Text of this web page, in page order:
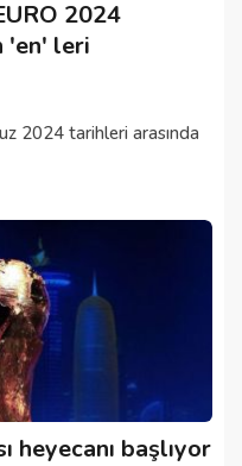
2024
'en' leri
2024 tarihleri arasında
heyecanı başlıyor